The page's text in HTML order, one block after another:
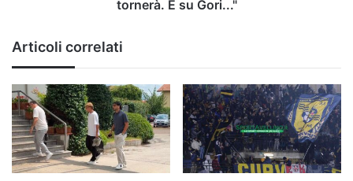
tornerà. E su Gori..."
Articoli correlati